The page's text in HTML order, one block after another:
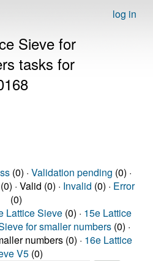
log in
Sieve for
tasks for
(0) · Validation pending (0) ·
· Valid (0) · Invalid (0) · Error
(0)
Lattice Sieve (0) · 15e Lattice
for smaller numbers (0) ·
numbers (0) · 16e Lattice
V5 (0)